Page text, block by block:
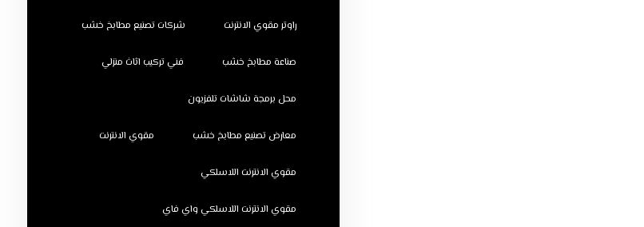
راوتر مقوي الانترنت شركات تصنيع مطابخ خشب
صناعة مطابخ خشب فني تركيب اثاث منزلي
محل برمجة شاشات تلفزيون
معارض تصنيع مطابخ خشب مقوي الانترنت
مقوي الانترنت اللاسلكي
مقوي الانترنت اللاسلكي واي فاي